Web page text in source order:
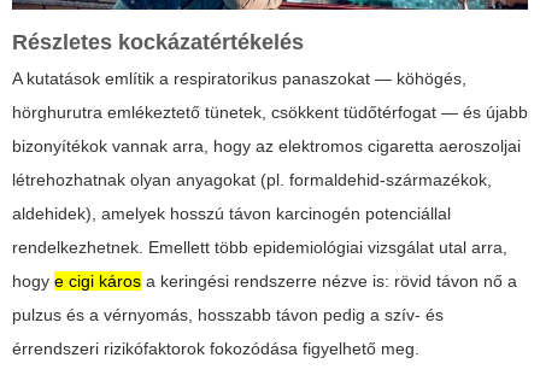
Részletes kockázatértékelés
A kutatások említik a respiratorikus panaszokat — köhögés,
hörghurutra emlékeztető tünetek, csökkent tüdőtérfogat — és újabb
bizonyítékok vannak arra, hogy az elektromos cigaretta aeroszoljai
létrehozhatnak olyan anyagokat (pl. formaldehid-származékok,
aldehidek), amelyek hosszú távon karcinogén potenciállal
rendelkezhetnek. Emellett több epidemiológiai vizsgálat utal arra,
hogy e cigi káros a keringési rendszerre nézve is: rövid távon nő a
pulzus és a vérnyomás, hosszabb távon pedig a szív- és
érrendszeri rizikófaktorok fokozódása figyelhető meg.